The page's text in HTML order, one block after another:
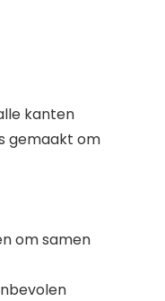
kanten
gemaakt om
om samen